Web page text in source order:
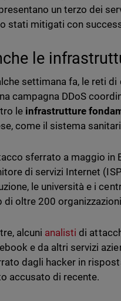
un terzo dei
stati mitigati con
le
settimana fa, le reti
campagna DDoS
le infrastrutture
come il sistema
sferrato a maggio in
di servizi Internet
le università e i
di oltre 200
alcuni analisti di
e da altri servizi
dagli hacker in
accusato di recente.